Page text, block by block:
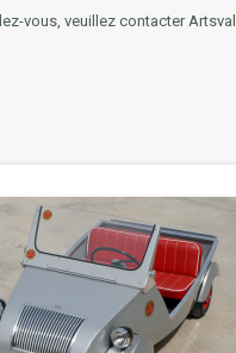
vous, veuillez contacter